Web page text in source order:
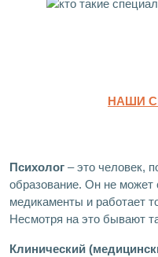
НАШИ
Психолог – это человек,
образование. Он не может
медикаменты и работает
Несмотря на это бывают
Клинический